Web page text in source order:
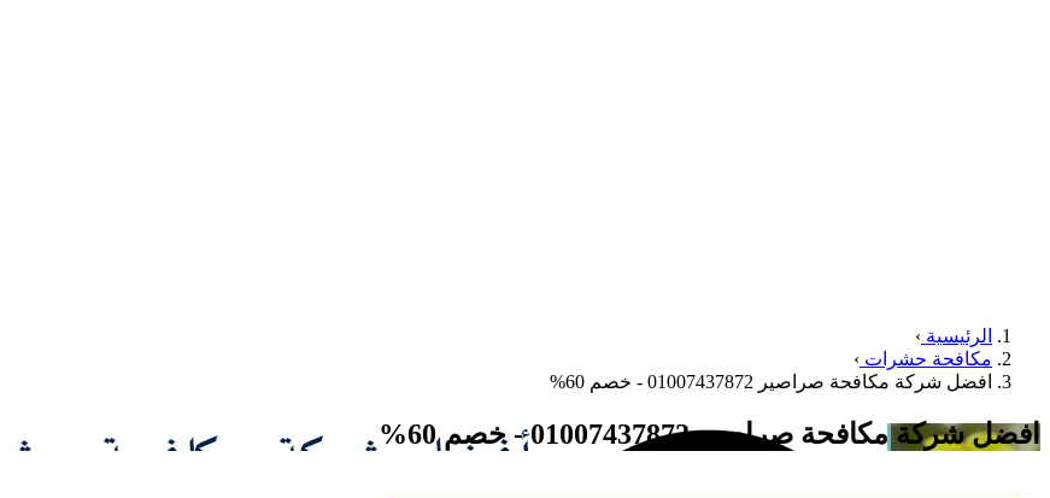
الرئيسية ›
مكافحة حشرات ›
افضل شركة مكافحة صراصير 01007437872 - خصم 60%
افضل شركة مكافحة صراصير 01007437872 - خصم 60%